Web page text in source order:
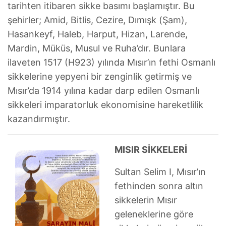
tarihten itibaren sikke basımı başlamıştır. Bu
şehirler; Amid, Bitlis, Cezire, Dımışk (Şam),
Hasankeyf, Haleb, Harput, Hizan, Larende,
Mardin, Müküs, Musul ve Ruha’dır. Bunlara
ilaveten 1517 (H923) yılında Mısır’ın fethi Osmanlı
sikkelerine yepyeni bir zenginlik getirmiş ve
Mısır’da 1914 yılına kadar darp edilen Osmanlı
sikkeleri imparatorluk ekonomisine hareketlilik
kazandırmıştır.
MISIR SİKKELERİ
Sultan Selim I, Mısır’ın
fethinden sonra altın
sikkelerin Mısır
geleneklerine göre